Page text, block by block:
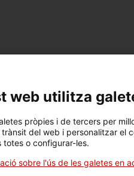
ALGUNA DADA
CORRECTA?
A MILLORAR L'ARXIU!
web utilitza
pròpies i de tercers per
del web i personalitzar el
totes o configurar-les.
sobre l'ús de les galetes en